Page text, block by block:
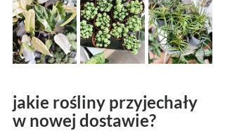
jakie rośliny przyjechały
w nowej dostawie?